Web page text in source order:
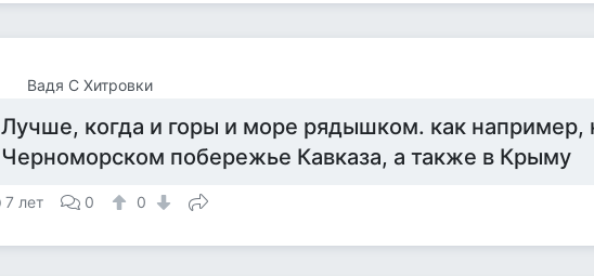
Вадя С Хитровки
Лучше, когда и горы и море рядышком. как например,
Черноморском побережье Кавказа, а также в Крыму
7 лет 0 0